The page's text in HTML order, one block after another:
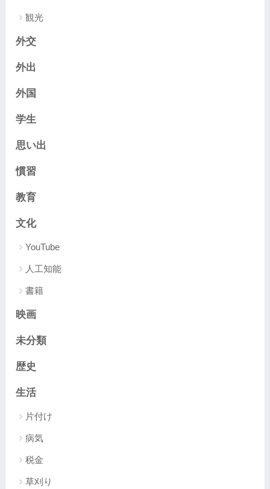
観光
外交
外出
外国
学生
思い出
慣習
教育
文化
YouTube
人工知能
書籍
映画
未分類
歴史
生活
片付け
病気
税金
草刈り